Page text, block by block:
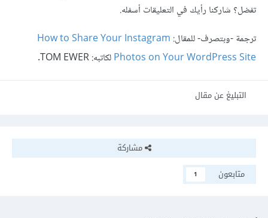
تفضل؟ شاركنا رأيك في التعليقات أسفله.
ترجمة -وبتصرف- للمقال: How to Share Your Instagram
Photos on Your WordPress Siteلكاتبه: TOM EWER.
التبليغ عن مقال
مشاركة
متابعون
1